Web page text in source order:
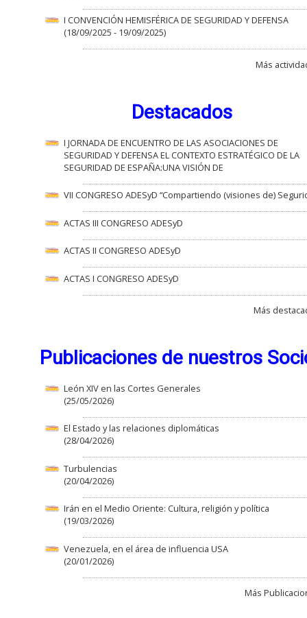
I CONVENCIÓN HEMISFÉRICA DE SEGURIDAD Y DEFENSA
(18/09/2025 - 19/09/2025)
Más
Destacados
I JORNADA DE ENCUENTRO DE LAS ASOCIACIONES DE
SEGURIDAD Y DEFENSA EL CONTEXTO ESTRATÉGICO DE LA
SEGURIDAD DE ESPAÑA:UNA VISIÓN DE
VII CONGRESO ADESyD “Compartiendo (visiones de)
ACTAS III CONGRESO ADESyD
ACTAS II CONGRESO ADESyD
ACTAS I CONGRESO ADESyD
Más
Publicaciones de nuestros
León XIV en las Cortes Generales
(25/05/2026)
El Estado y las relaciones diplomáticas
(28/04/2026)
Turbulencias
(20/04/2026)
Irán en el Medio Oriente: Cultura, religión y política
(19/03/2026)
Venezuela, en el área de influencia USA
(20/01/2026)
Más